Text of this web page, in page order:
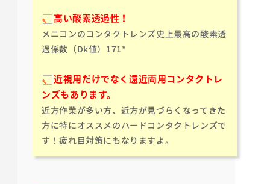
高い酸素透過性！
メニコンのコンタクトレンズ史上最高の酸素透
過係数（Dk値）171*
近視用だけでなく遠近両用コンタクトレ
ンズもあります。
近方作業が多い方、近方が見づらくなってきた
方に特にオススメのハードコンタクトレンズで
す！疲れ目対策にもなりますよ。